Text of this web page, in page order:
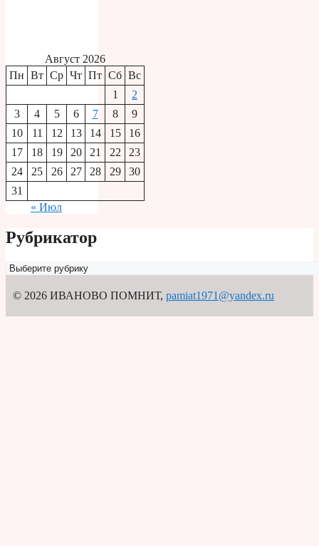
Август 2026
Пн Вт Ср Чт Пт Сб Вс
1
2
3
4 5 6 7 8
9
10
11 12 13 14 15
16
17
18 19 20 21 22
23
24
25 26 27 28 29
30
31
« Июл
Рубрикатор
Рубрикатор
© 2026 ИВАНОВО ПОМНИТ, pamiat1971@yandex.ru